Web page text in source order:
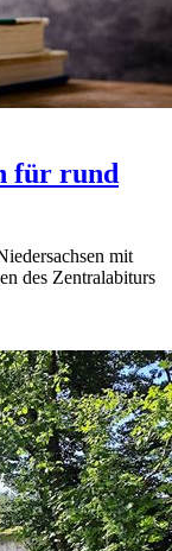
für rund
mit
des Zentralabiturs